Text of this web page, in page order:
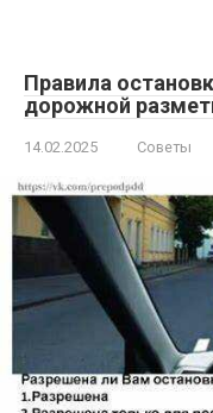
Правила
дорожной
14.02.2025 Советы